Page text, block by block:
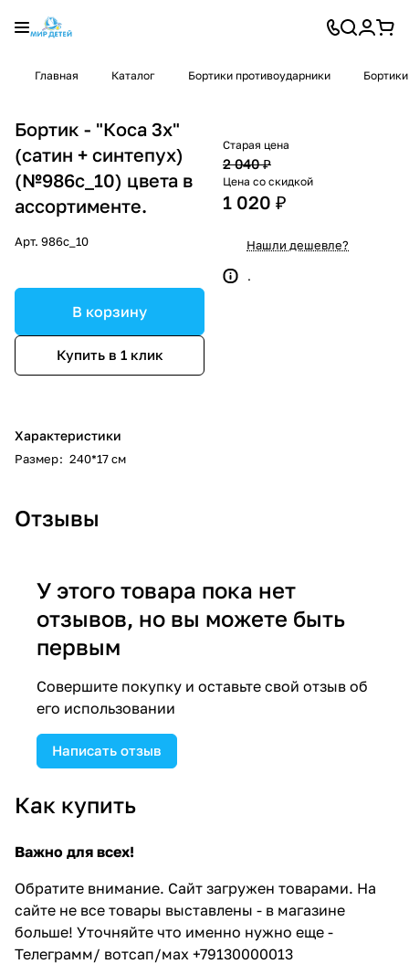
Главная Каталог Бортики противоударники
Бортик - "Коса 3х"
(сатин + синтепух)
(№986с_10) цвета в
ассортименте.
Арт. 986с_10
В корзину
Купить в 1 клик
Характеристики
Размер: 240*17 см
Старая цена
2 040 ₽
Цена со скидкой
1 020 ₽
Нашли дешевле?
.
Отзывы
У этого товара пока нет
отзывов, но вы можете быть
первым
Совершите покупку и оставьте свой отзыв об
его использовании
Написать отзыв
Как купить
Важно для всех!
Обратите внимание. Сайт загружен товарами. На
сайте не все товары выставлены - в магазине
больше! Уточняйте что именно нужно еще -
Телеграмм/ вотсап/мах +79130000013